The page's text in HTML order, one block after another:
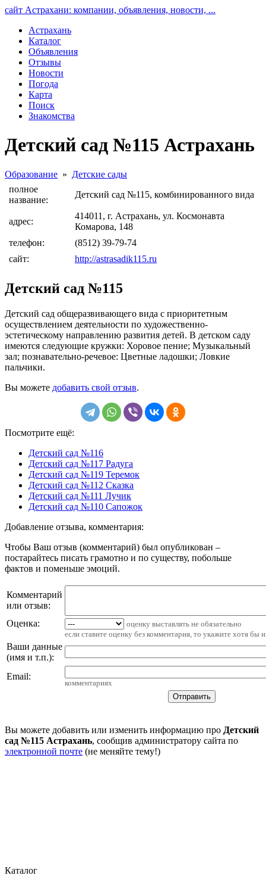
сайт Астрахани: компании, объявления, новости, ...
Астрахань
Каталог
Объявления
Отзывы
Новости
Погода
Карта
Поиск
Знакомства
Детский сад №115 Астрахань
Образование » Детские сады
полное
название:
Детский сад №115, комбинированного вида
адрес:
414011, г. Астрахань, ул. Космонавта
Комарова, 148
телефон:
(8512) 39-79-74
сайт:
http://astrasadik115.ru
Детский сад №115
Детский сад общеразвивающего вида с приоритетным
осуществлением деятельности по художественно-
эстетическому направлению развития детей. В детском саду
имеются следующие кружки: Хоровое пение; Музыкальный
зал; познавательно-речевое: Цветные ладошки; Ловкие
пальчики.
Вы можете добавить свой отзыв.
Посмотрите ещё:
Детский сад №116
Детский сад №117 Радуга
Детский сад №119 Теремок
Детский сад №112 Сказка
Детский сад №111 Лучик
Детский сад №110 Сапожок
Добавление отзыва, комментария:
Чтобы Ваш отзыв (комментарий) был опубликован –
постарайтесь писать грамотно и по существу, побольше
фактов и поменьше эмоций.
Комментарий
или отзыв:
Оценка:
оценку выставлять не обязательно
если ставите оценку без комментария, то укажите хотя бы
Ваши данные
(имя и т.п.):
Email:
комментариях
Вы можете добавить или изменить информацию про Детский
сад №115 Астрахань, сообщив администратору сайта по
электронной почте (не меняйте тему!)
Каталог